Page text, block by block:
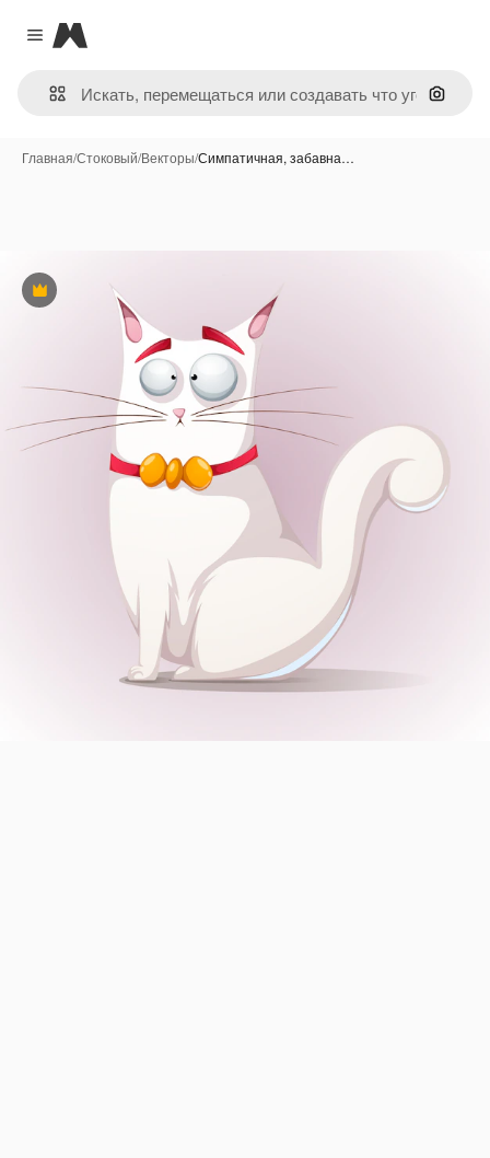
Close menu
Magnific
Поиск
Главная/Стоковый/Векторы/Симпатичная, забавна…
Премиум